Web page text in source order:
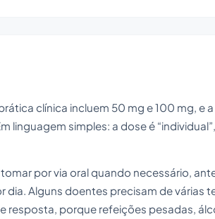
clínica incluem 50 mg e 100 mg, e
linguagem simples: a dose é
por via oral quando necessário,
dia. Alguns doentes precisam de várias
resposta, porque refeições pesadas,